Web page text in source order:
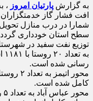
به گزارش پارتیان امروز ،
افت فشار گاز
شمارا در درب منازل تحویل
سطح استان خودداری
توزیع نفت سفید در
رسانی شده است.
کامل شده است.